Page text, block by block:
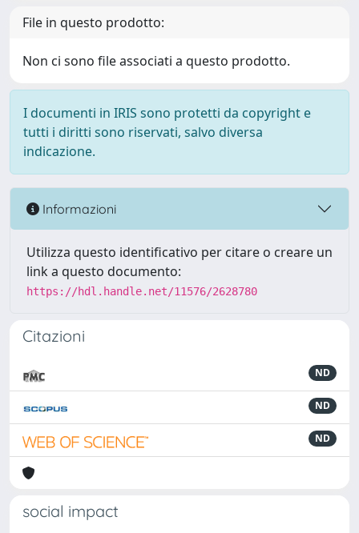
File in questo prodotto:
Non ci sono file associati a questo prodotto.
I documenti in IRIS sono protetti da copyright e
tutti i diritti sono riservati, salvo diversa
indicazione.
Informazioni
Utilizza questo identificativo per citare o creare un
link a questo documento:
https://hdl.handle.net/11576/2628780
Citazioni
ND
ND
ND
social impact